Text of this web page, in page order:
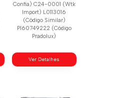
Confia) C24-0001 (Wtk
Import) L0113016
(Código Similar)
Pl60749222 (Código
Pradolux)
Ver Detalhes